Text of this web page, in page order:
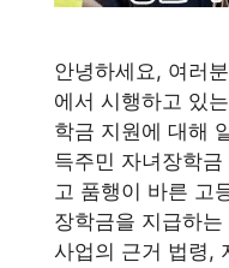
안녕하세요, 여러
에서 시행하고 있
학금 지원에 대해
득주민 자녀장학
고 품행이 바른 고
장학금을 지급하
사업의 근거 법령,